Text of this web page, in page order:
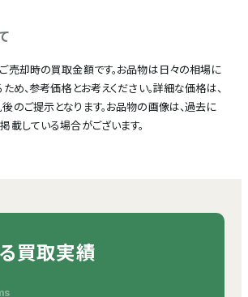
売却時の買取金額です。お品物は日々の相場に
め、参考価格とお考えください。詳細な価格は、
のご提示となります。お品物の画像は、過去に
載している場合がございます。
買取実績